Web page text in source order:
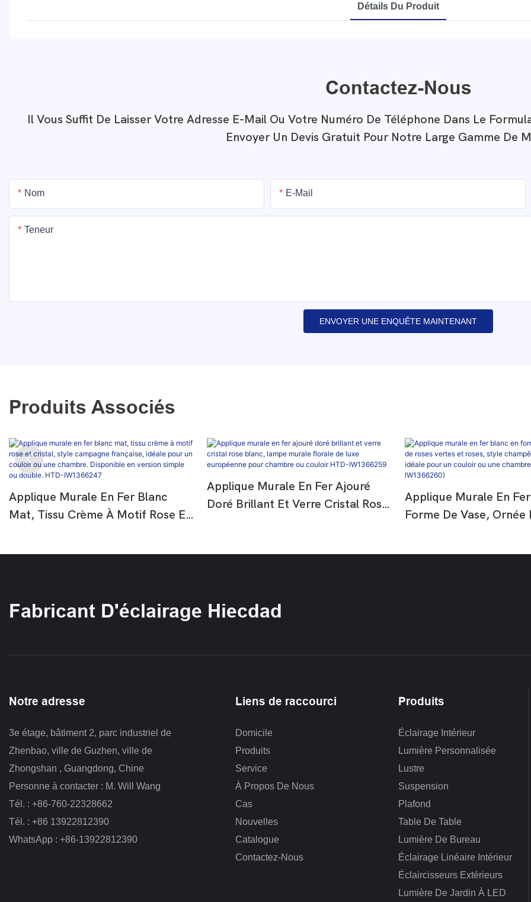
Détails Du Produit
Contactez-Nous
Il Vous Suffit De Laisser Votre Adresse E-Mail Ou Votre Numéro De Téléphone Dans Le
Envoyer Un Devis Gratuit Pour Notre Large Gamme De
Nom E-Mail
Teneur
ENVOYER UNE ENQUÊTE MAINTENANT
Produits Associés
Applique Murale En Fer Blanc
Mat, Tissu Crème À Motif Rose Et
IW1366247
Applique Murale En Fer Ajouré
Doré Brillant Et Verre Cristal Rose
Ou Couloir HTD-IW1366259
Applique Murale En
Forme De Vase, Ornée
Fabricant D'éclairage Hiecdad
Notre adresse
3e étage, bâtiment 2, parc industriel de
Zhenbao, ville de Guzhen, ville de
Zhongshan , Guangdong, Chine
Personne à contacter : M. Will Wang
Tél. : +86-760-22328662
Tél. : +86 13922812390
WhatsApp : +86-13922812390
Liens de raccourci
Domicile
Produits
Service
À Propos De Nous
Cas
Nouvelles
Catalogue
Contactez-Nous
Produits
Éclairage Intérieur
Lumière Personnalisée
Lustre
Suspension
Plafond
Table De Table
Lumière De Bureau
Éclairage Linéaire Intérieur
Éclaircisseurs Extérieurs
Lumière De Jardin À LED